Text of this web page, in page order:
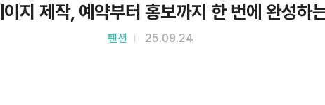
지 제작, 예약부터 홍보까지 한 번에 완성하
펜션 25.09.24